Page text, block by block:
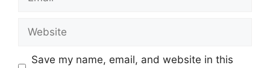
Save my name, email, and website in this